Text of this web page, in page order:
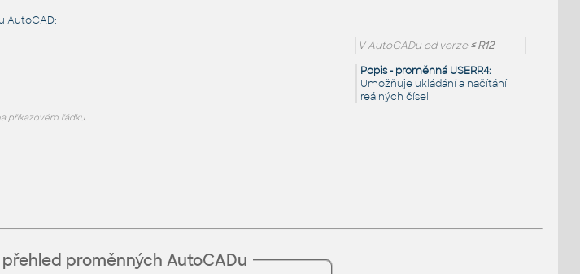
AutoCAD:
V AutoCADu od verze≤ R12
Popis - proměnná USERR4:
Umožňuje ukládání a načítání
reálných čísel
příkazovém řádku.
proměnných AutoCADu